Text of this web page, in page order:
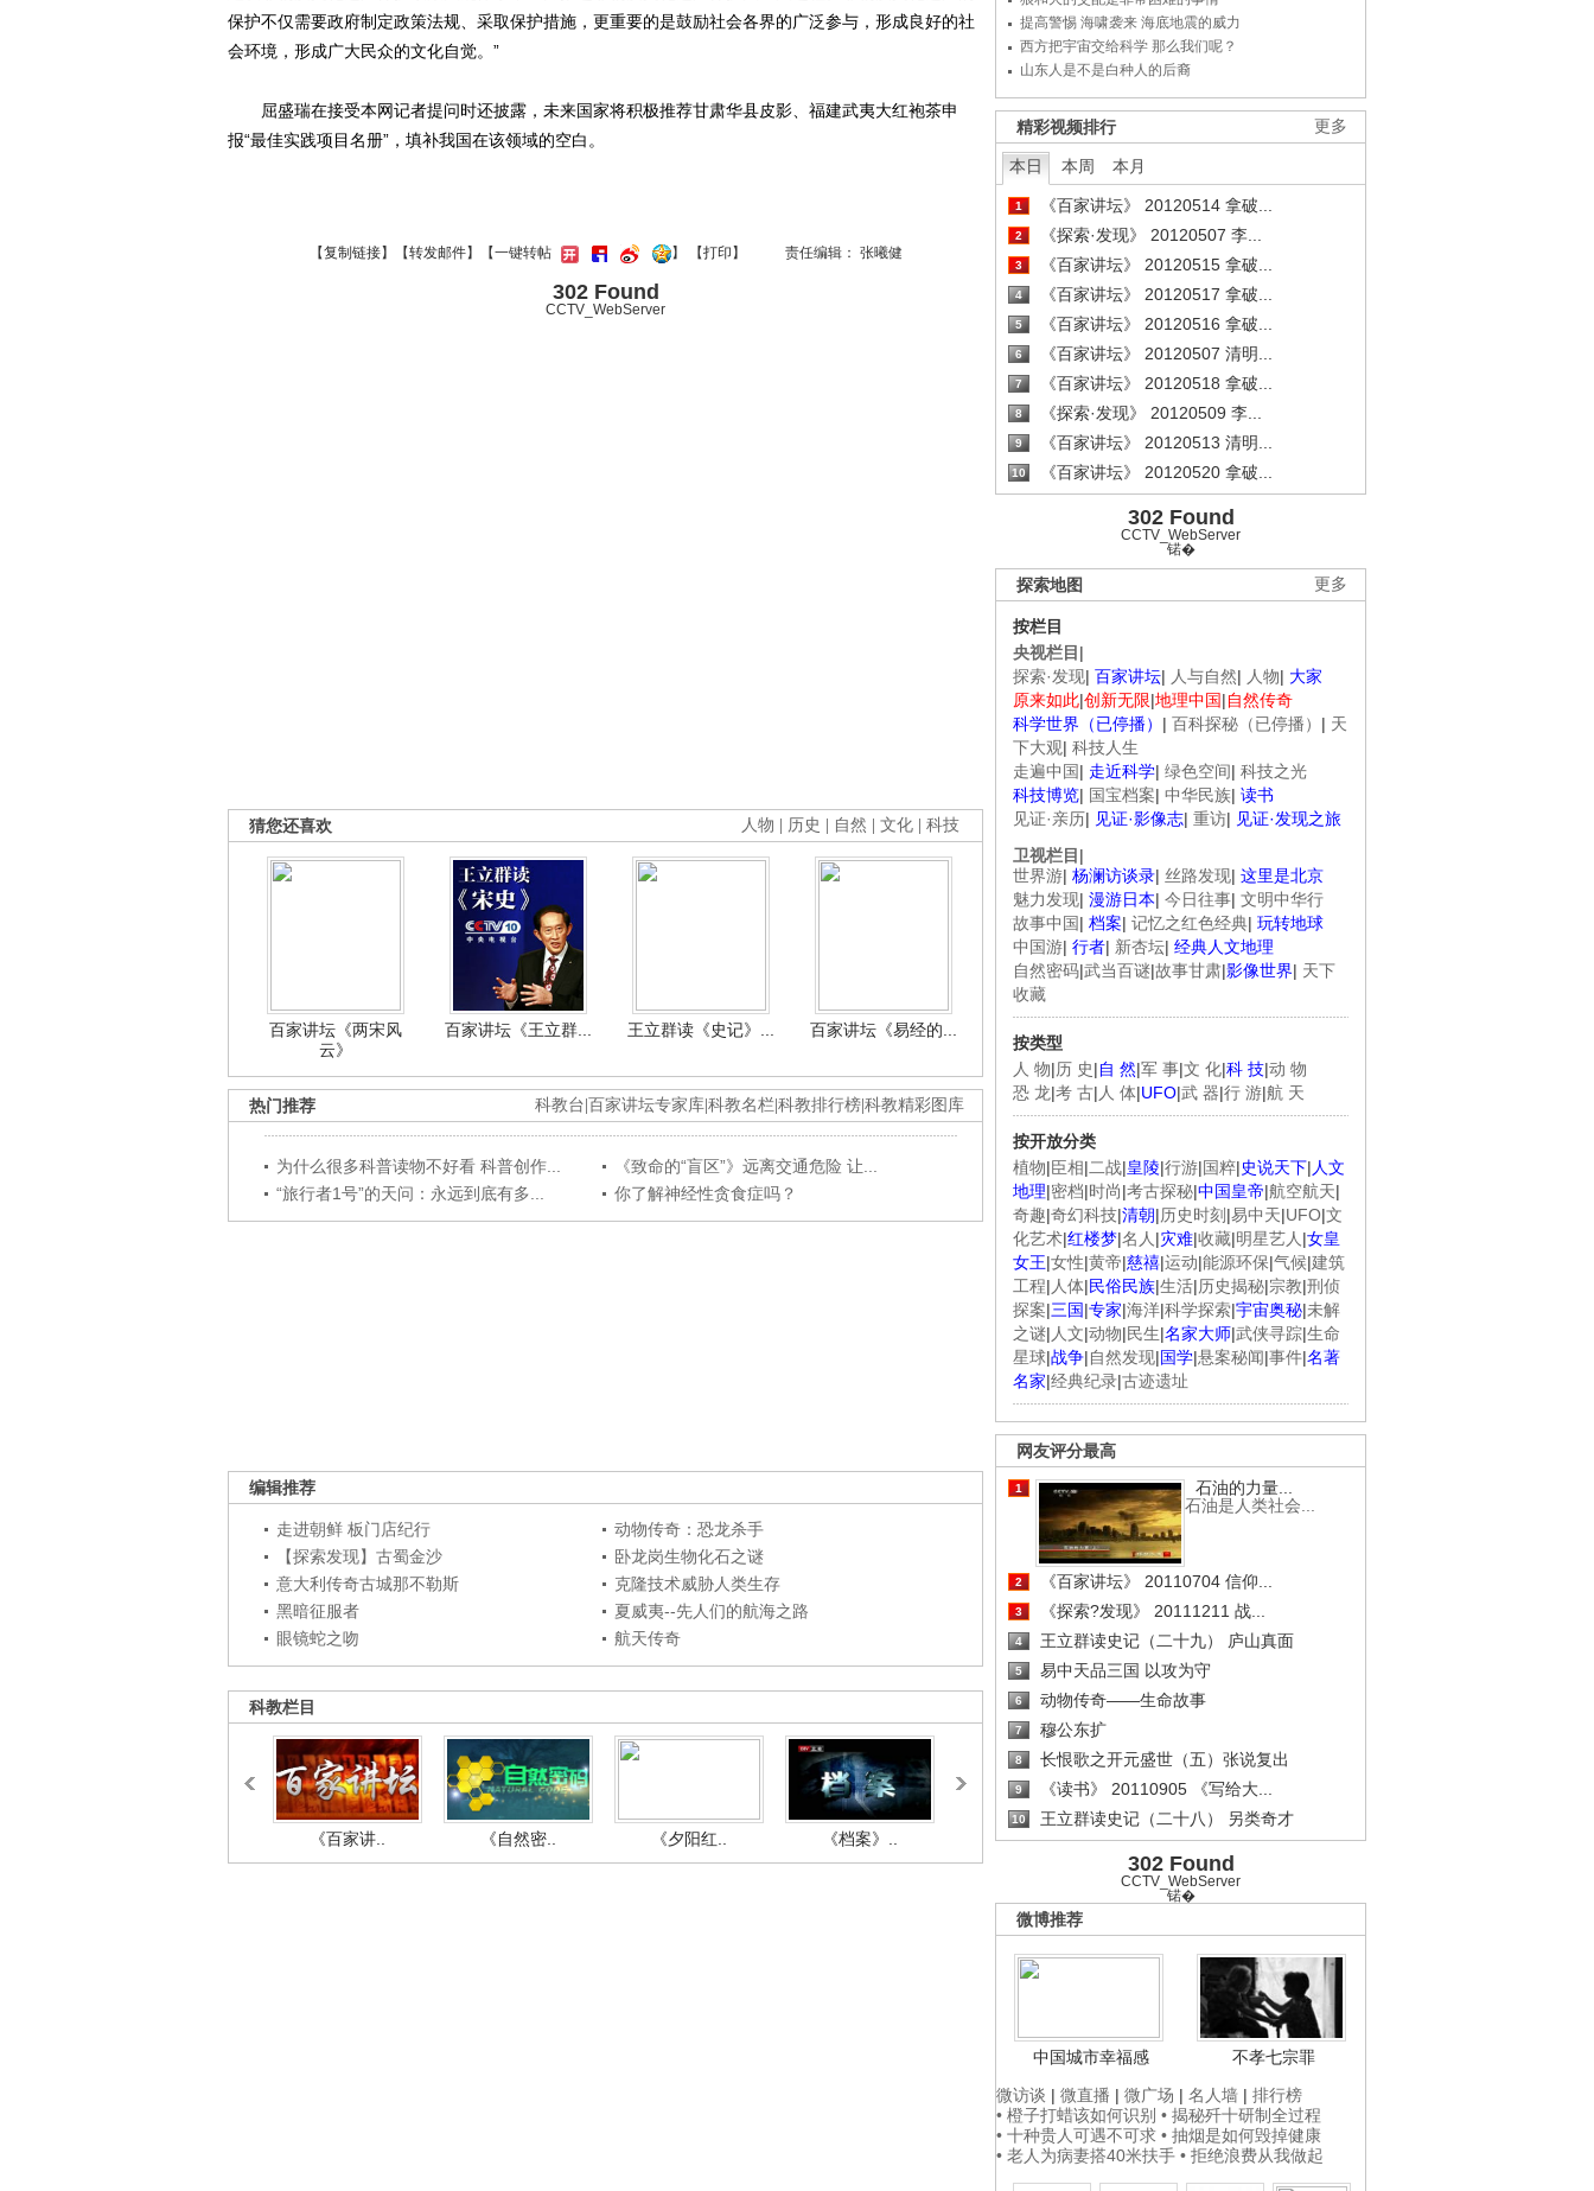
提高警惕 海啸袭来 海底地震的威力
西方把宇宙交给科学 那么我们呢？
山东人是不是白种人的后裔
更多
精彩视频排行
本日 本周 本月
1 《百家讲坛》 20120514 拿破...
2 《探索·发现》 20120507 李...
3 《百家讲坛》 20120515 拿破...
4 《百家讲坛》 20120517 拿破...
5 《百家讲坛》 20120516 拿破...
6 《百家讲坛》 20120507 清明...
7 《百家讲坛》 20120518 拿破...
8 《探索·发现》 20120509 李...
9 《百家讲坛》 20120513 清明...
10 《百家讲坛》 20120520 拿破...
302 Found
CCTV_WebServer
锘�
更多
探索地图
按栏目
央视栏目 |
探索·发现| 百家讲坛| 人与自然| 人物| 大家
原来如此|创新无限|地理中国|自然传奇
科学世界（已停播） | 百科探秘（已停播） | 天
下大观| 科技人生
走遍中国| 走近科学| 绿色空间| 科技之光
科技博览| 国宝档案| 中华民族| 读书
见证·亲历| 见证·影像志| 重访| 见证·发现之旅
卫视栏目 |
世界游| 杨澜访谈录| 丝路发现| 这里是北京
魅力发现| 漫游日本| 今日往事| 文明中华行
故事中国| 档案| 记忆之红色经典| 玩转地球
中国游| 行者| 新杏坛| 经典人文地理
自然密码|武当百谜|故事甘肃|影像世界| 天下
收藏
按类型
人 物|历 史|自 然|军 事|文 化|科 技|动 物
恐 龙|考 古| 人 体|UFO|武 器|行 游|航 天
按开放分类
植物|臣相|二战|皇陵|行游|国粹|史说天下| 人文
地理|密档|时尚|考古探秘|中国皇帝|航空航天|
奇趣|奇幻科技|清朝|历史时刻 |易中天|UFO|文
化艺术|红楼梦|名人 |灾难|收藏|明星艺人 |女皇
女王|女性|黄帝|慈禧|运动|能源环保|气候|建筑
工程| 人体|民俗民族|生活|历史揭秘|宗教|刑侦
探案|三国|专家|海洋|科学探索|宇宙奥秘|未解
之谜| 人文|动物|民生|名家大师|武侠寻踪|生命
星球|战争|自然发现|国学|悬案秘闻|事件|名著
名家|经典纪录|古迹遗址
网友评分最高
1
石油的力量...
石油是人类社会...
2 《百家讲坛》 20110704 信仰...
3 《探索?发现》 20111211 战...
4 王立群读史记（二十九） 庐山真面
5 易中天品三国 以攻为守
6 动物传奇——生命故事
7 穆公东扩
8 长恨歌之开元盛世（五）张说复出
9 《读书》 20110905 《写给大...
10 王立群读史记（二十八） 另类奇才
302 Found
CCTV_WebServer
锘�
微博推荐
中国城市幸福感
不孝七宗罪
微访谈 | 微直播 | 微广场 | 名人墙 | 排行榜
• 橙子打蜡该如何识别 • 揭秘歼十研制全过程
• 十种贵人可遇不可求 • 抽烟是如何毁掉健康
• 老人为病妻搭40米扶手 • 拒绝浪费从我做起
保护不仅需要政府制定政策法规、采取保护措施，更重要的是鼓励社会各界的广泛参与，形成良好的社
会环境，形成广大民众的文化自觉。”
屈盛瑞在接受本网记者提问时还披露，未来国家将积极推荐甘肃华县皮影、福建武夷大红袍茶申
报“最佳实践项目名册”，填补我国在该领域的空白。
【复制链接】【转发邮件】 【一键转帖 】 【打印 】 责任编辑： 张曦健
302 Found
CCTV_WebServer
人物 历史 自然 文化 科技
猜您还喜欢
百家讲坛《两宋风
云》
百家讲坛《王立群... 王立群读《史记》... 百家讲坛《易经的...
科教台 百家讲坛专家库 科教名栏 科教排行榜 科教精彩图库
热门推荐
为什么很多科普读物不好看 科普创作...
《致命的“盲区”》远离交通危险 让...
“旅行者1号”的天问：永远到底有多...
你了解神经性贪食症吗？
编辑推荐
走进朝鲜 板门店纪行
动物传奇：恐龙杀手
【探索发现】古蜀金沙
卧龙岗生物化石之谜
意大利传奇古城那不勒斯
克隆技术威胁人类生存
黑暗征服者
夏威夷--先人们的航海之路
眼镜蛇之吻
航天传奇
科教栏目
《百家讲.. 《自然密.. 《夕阳红.. 《档案》.. 《人与自.. 《经典人.. 《中华民..